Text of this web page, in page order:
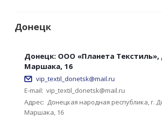
Донецк
Донецк: ООО «Планета Текстиль»,
Маршака, 16
vip_textil_donetsk@mail.ru
E-mail: vip_textil_donetsk@mail.ru
Адрес: Донецкая народная республика, г.
Маршака, 16